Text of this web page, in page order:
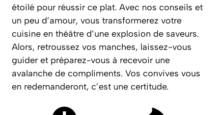
étoilé pour réussir ce plat. Avec nos conseils et
un peu d’amour, vous transformerez votre
cuisine en théâtre d’une explosion de saveurs.
Alors, retroussez vos manches, laissez-vous
guider et préparez-vous à recevoir une
avalanche de compliments. Vos convives vous
en redemanderont, c’est une certitude.